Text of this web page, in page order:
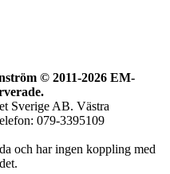
© 2011-2026 EM-
Sverige AB. Västra
079-3395109
och har ingen koppling med